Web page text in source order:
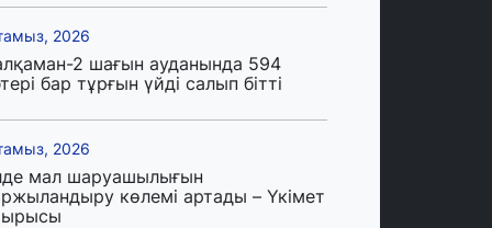
2026
2 шағын ауданында 594
бар тұрғын үйді салып бітті
2026
мал шаруашылығын
көлемі артады – Үкімет